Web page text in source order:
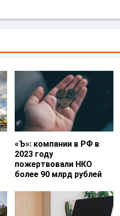
«Ъ‎»: компании в РФ в
2023 году
пожертвовали НКО
более 90 млрд рублей